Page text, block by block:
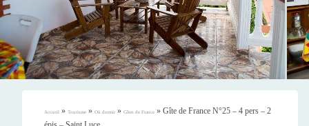
Accueil » Tourisme » Où dormir » Gîtes de France » Gîte de France N°25 – 4 pers – 2